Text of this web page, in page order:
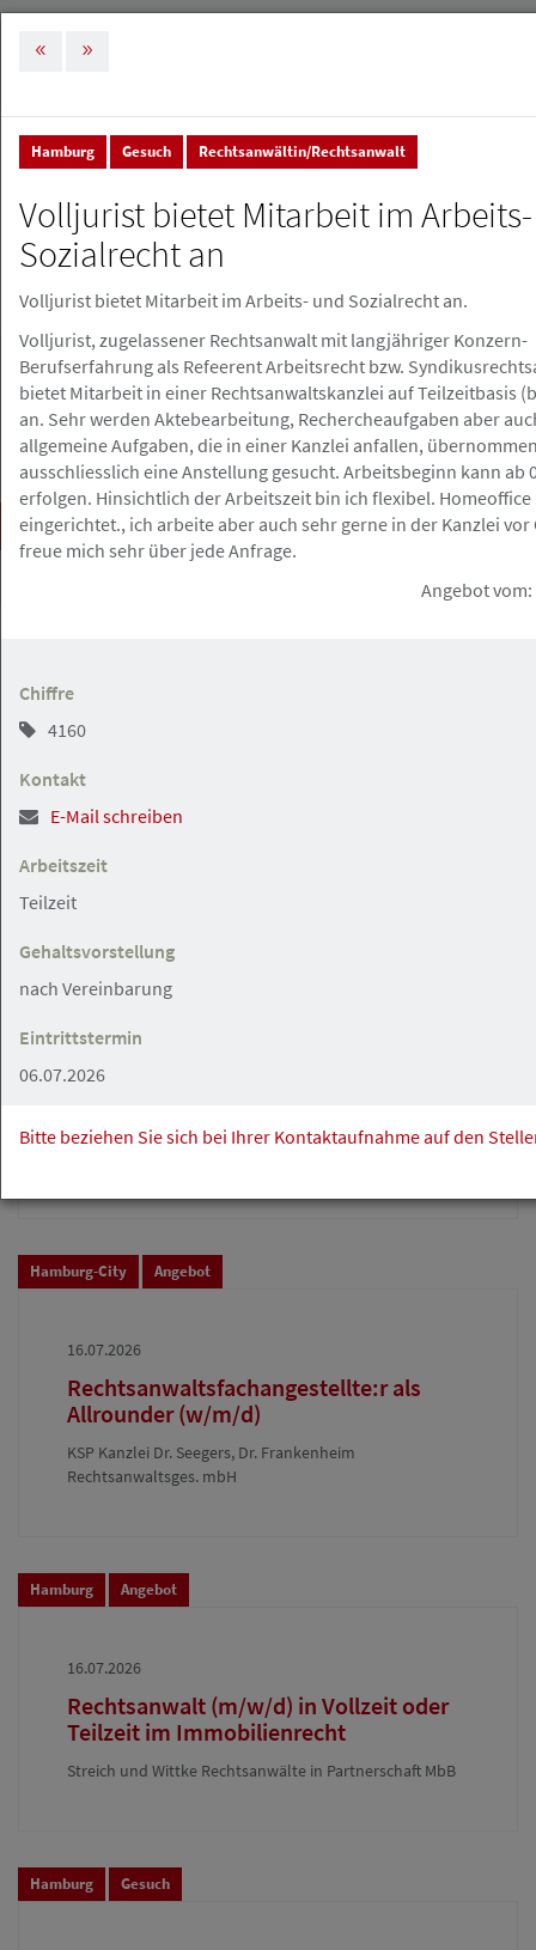
Stellenmarkt & Anzeigen Stellenanzeigen
Stellenanzeigen
Suchen
17.07.2026
Ihre Station in der Rechtsabteilung
Hamburg Angebot
16.07.2026
RECHTSANWÄLTIN/RECHTSANWALT
Hamburg-City Angebot
16.07.2026
Rechtsanwaltsfachangestellte:r als
Allrounder (w/m/d)
KSP Kanzlei Dr. Seegers, Dr. Frankenheim
Rechtsanwaltsges. mbH
Hamburg Angebot
16.07.2026
Rechtsanwalt (m/w/d) in Vollzeit oder
Teilzeit im Immobilienrecht
Streich und Wittke Rechtsanwälte in Partnerschaft MbB
Hamburg Gesuch
Hamburg Gesuch Rechtsanwältin/Rechtsanwalt
Volljurist bietet Mitarbeit im
Sozialrecht an
Volljurist bietet Mitarbeit im Arbeits- und Sozialrecht an.
Volljurist, zugelassener Rechtsanwalt mit langjähriger Konzern-
Berufserfahrung als Refeerent Arbeitsrecht bzw.
bietet Mitarbeit in einer Rechtsanwaltskanzlei auf Teilzeitbasis
an. Sehr werden Aktebearbeitung, Rechercheaufgaben aber
allgemeine Aufgaben, die in einer Kanzlei anfallen,
ausschliesslich eine Anstellung gesucht. Arbeitsbeginn kann ab
erfolgen. Hinsichtlich der Arbeitszeit bin ich flexibel. Homeoffice
eingerichtet., ich arbeite aber auch sehr gerne in der Kanzlei vor
freue mich sehr über jede Anfrage.
Angebot vom:
Chiffre
4160
Kontakt
Arbeitszeit
Teilzeit
Gehaltsvorstellung
nach Vereinbarung
Eintrittstermin
06.07.2026
Bitte beziehen Sie sich bei Ihrer Kontaktaufnahme auf den